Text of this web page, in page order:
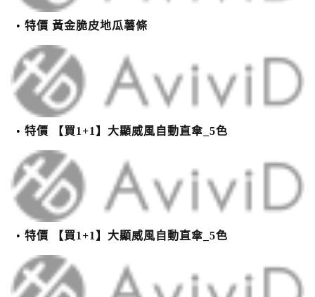
特價 黃金脆皮地瓜薯條
特價 【買1+1】大顯威風自動直傘_5色
特價 【買1+1】大顯威風自動直傘_5色